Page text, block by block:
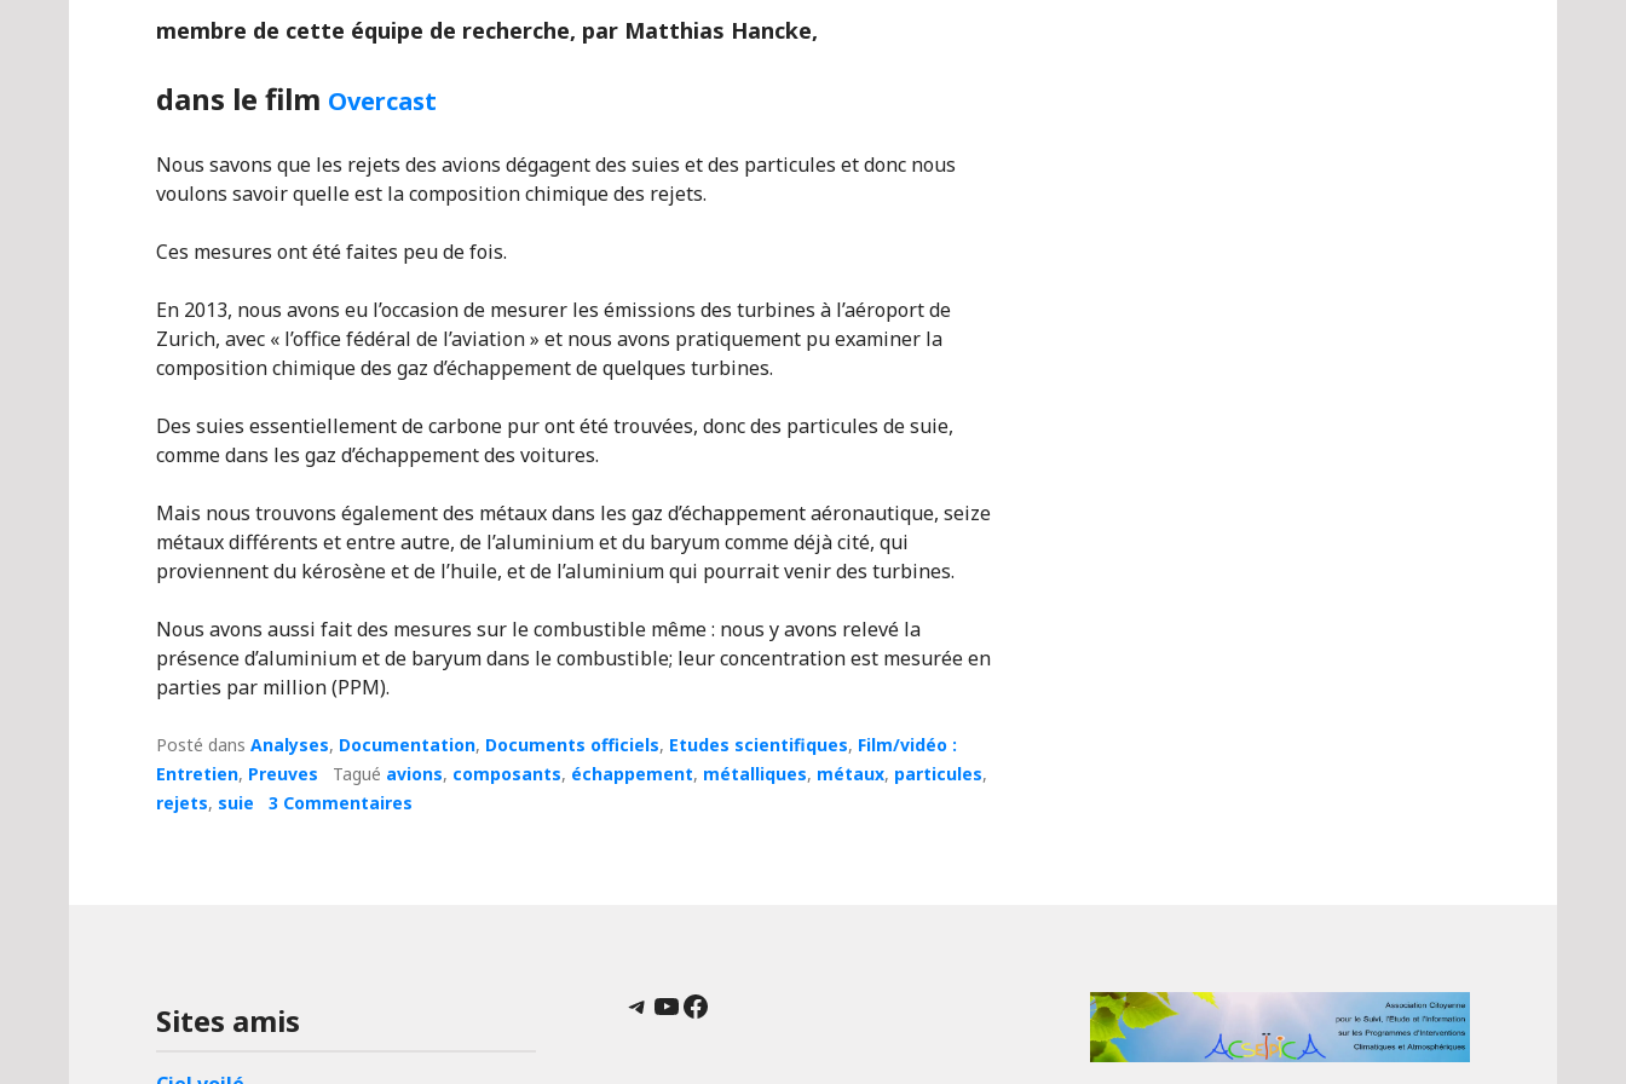
membre de cette équipe de recherche, par Matthias Hancke,
dans le film Overcast
Nous savons que les rejets des avions dégagent des suies et des particules et donc nous
voulons savoir quelle est la composition chimique des rejets.
Ces mesures ont été faites peu de fois.
En 2013, nous avons eu l’occasion de mesurer les émissions des turbines à l’aéroport de
Zurich, avec « l’office fédéral de l’aviation » et nous avons pratiquement pu examiner la
composition chimique des gaz d’échappement de quelques turbines.
Des suies essentiellement de carbone pur ont été trouvées, donc des particules de suie,
comme dans les gaz d’échappement des voitures.
Mais nous trouvons également des métaux dans les gaz d’échappement aéronautique, seize
métaux différents et entre autre, de l’aluminium et du baryum comme déjà cité, qui
proviennent du kérosène et de l’huile, et de l’aluminium qui pourrait venir des turbines.
Nous avons aussi fait des mesures sur le combustible même : nous y avons relevé la
présence d’aluminium et de baryum dans le combustible; leur concentration est mesurée en
parties par million (PPM).
Posté dans Analyses, Documentation, Documents officiels, Etudes scientifiques, Film/vidéo :
Entretien, Preuves Tagué avions, composants, échappement, métalliques, métaux, particules,
rejets, suie 3 Commentaires
Sites amis Telegram
YouTube
Facebook